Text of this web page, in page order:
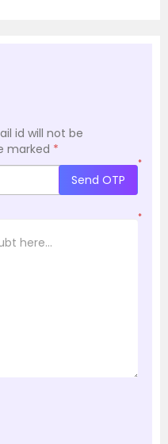
id will not be
marked *
*
Send OTP
*